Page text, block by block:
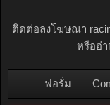
ติดต่อลงโฆษณา
หรืออ่า
ฟอรั่ม
ฟอรั่ม